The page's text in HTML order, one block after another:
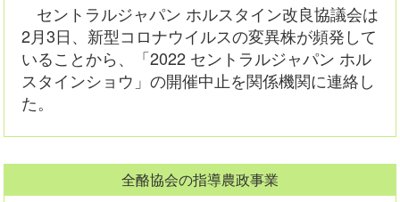
セントラルジャパン ホルスタイン改良協議会は
2月3日、新型コロナウイルスの変異株が頻発して
いることから、「2022 セントラルジャパン ホル
スタインショウ」の開催中止を関係機関に連絡し
た。
全酪協会の指導農政事業